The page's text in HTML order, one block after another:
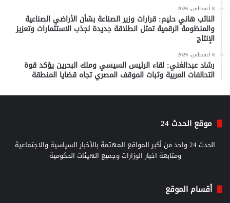
8 أغسطس، 2026
النائب هاني حليم: قرارات وزير الصناعة بشأن الأراضي الصناعية
والمنظومة الرقمية تمثل انطلاقة جديدة لجذب الاستثمارات وتعزيز
الإنتاج
6 أغسطس، 2026
رشاد عبدالغني: لقاء الرئيس السيسي وملك البحرين يؤكد قوة
التحالفات العربية وثبات الموقف المصري تجاه قضايا المنطقة
موقع الحدث 24
الحدث 24 واحد من أكبر المواقع المهتمة بالأخبار السياسية والاجتماعية
ومتابعة اخبار الوزارات وجميع الهيئات الحكومية
أقسام الموقع